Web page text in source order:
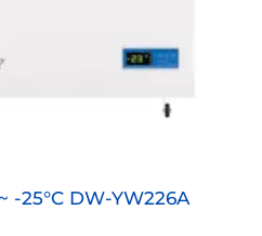
-25°C DW-YW226A